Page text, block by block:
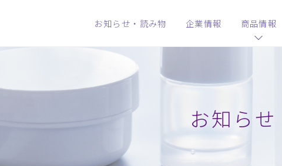
お知らせ・読み物 企業情報 商品情報
お知らせ